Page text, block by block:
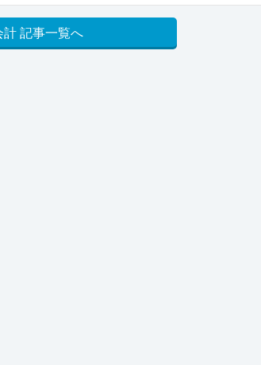
計 記事一覧へ